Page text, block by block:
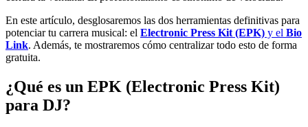
En este artículo, desglosaremos las dos herramientas definitivas para
potenciar tu carrera musical: el Electronic Press Kit (EPK) y el Bio
Link. Además, te mostraremos cómo centralizar todo esto de forma
gratuita.
¿Qué es un EPK (Electronic Press Kit)
para DJ?